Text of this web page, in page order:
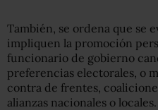
También, se ordena que se
impliquen la promoción
funcionario de gobierno
preferencias electorales, o
contra de frentes,
alianzas nacionales o locales.